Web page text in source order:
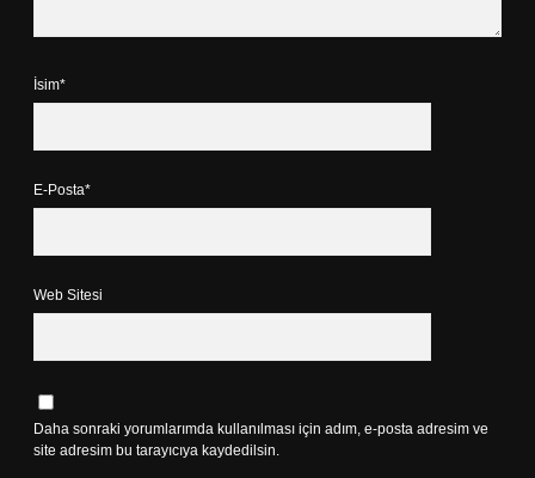
İsim*
E-Posta*
Web Sitesi
Daha sonraki yorumlarımda kullanılması için adım, e-posta adresim ve
site adresim bu tarayıcıya kaydedilsin.